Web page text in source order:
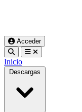
Acceder
Inicio
Descargas